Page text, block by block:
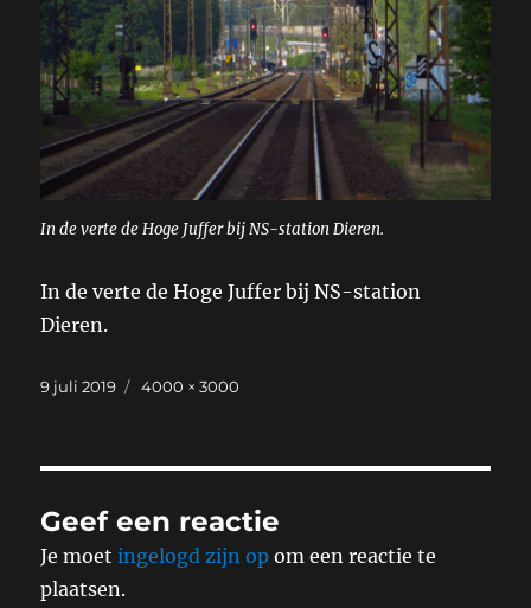
In de verte de Hoge Juffer bij NS-station Dieren.
In de verte de Hoge Juffer bij NS-station
Dieren.
Geplaatst
9 juli 2019
Volledige
4000 × 3000
Geef een reactie
Je moetingelogd zijn op om een reactie te
plaatsen.